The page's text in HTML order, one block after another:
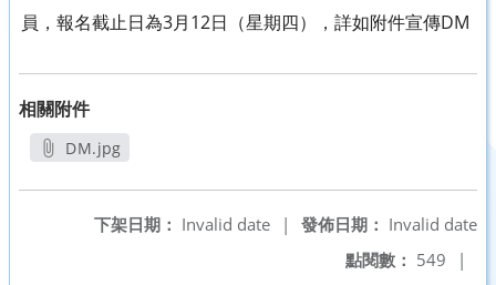
員，報名截止日為3月12日（星期四），詳如附件宣傳DM
相關附件
DM.jpg
發佈日期： Invalid date
下架日期： Invalid date
|
點閱數： 549 |